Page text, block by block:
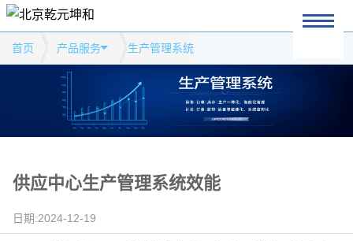
首页 产品服务 生产管理系统
供应中心生产管理系统效能
日期:2024-12-19